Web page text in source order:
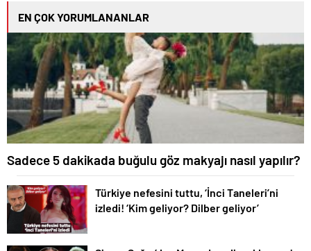
EN ÇOK YORUMLANANLAR
Sadece 5 dakikada buğulu göz makyajı nasıl yapılır?
Türkiye nefesini tuttu, ‘İnci Taneleri’ni
izledi! ‘Kim geliyor? Dilber geliyor’